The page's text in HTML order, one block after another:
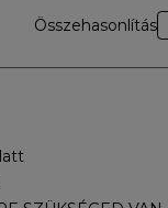
Összehasonlítás